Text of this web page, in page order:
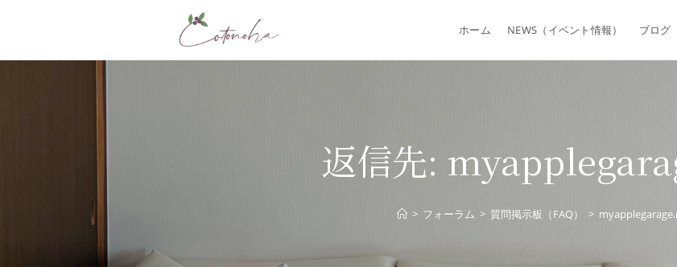
ホーム NEWS（イベント情報） ブログ
返信先:
> フォーラム > 質問掲示板（FAQ） >